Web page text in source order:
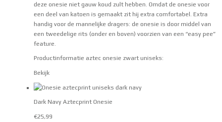
deze onesie niet gauw koud zult hebben. Omdat de onesie voor
een deel van katoen is gemaakt zit hij extra comfortabel. Extra
handig voor de mannelijke dragers: de onesie is door middel van
een tweedelige rits (onder en boven) voorzien van een “easy pee”
feature.
Productinformatie aztec onesie zwart uniseks:
Bekijk
Dark Navy Aztecprint Onesie
€25,99